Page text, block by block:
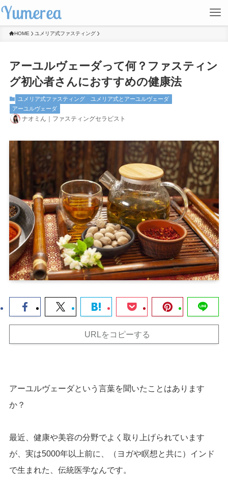
HOME ユメリア式ファスティング
アーユルヴェーダって何？ファスティン
グ初心者さんにおすすめの健康法
ユメリア式ファスティング
ユメリア式とアーユルヴェーダ
アーユルヴェーダ
ナオミん｜ファスティングセラピスト
URLをコピーする
アーユルヴェーダという言葉を聞いたことはあります
か？
最近、健康や美容の分野でよく取り上げられています
が、実は5000年以上前に、（ヨガや瞑想と共に）インド
で生まれた、伝統医学なんです。